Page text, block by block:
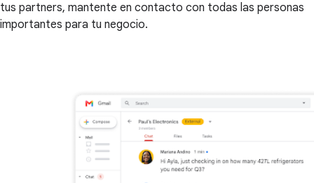
tus partners, mantente en contacto con todas las personas
importantes para tu negocio.